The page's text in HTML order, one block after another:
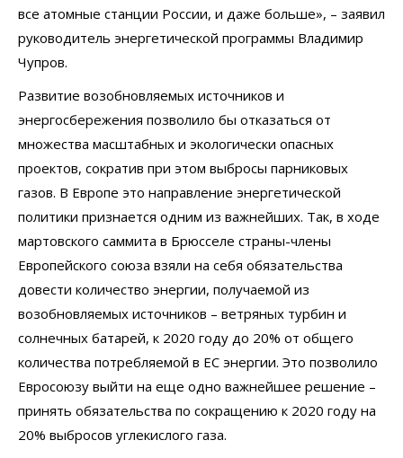
все атомные станции России, и даже больше», – заявил
руководитель энергетической программы Владимир
Чупров.
Развитие возобновляемых источников и
энергосбережения позволило бы отказаться от
множества масштабных и экологически опасных
проектов, сократив при этом выбросы парниковых
газов. В Европе это направление энергетической
политики признается одним из важнейших. Так, в ходе
мартовского саммита в Брюсселе страны-члены
Европейского союза взяли на себя обязательства
довести количество энергии, получаемой из
возобновляемых источников – ветряных турбин и
солнечных батарей, к 2020 году до 20% от общего
количества потребляемой в ЕС энергии. Это позволило
Евросоюзу выйти на еще одно важнейшее решение –
принять обязательства по сокращению к 2020 году на
20% выбросов углекислого газа.